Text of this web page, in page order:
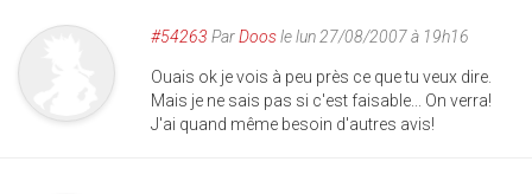
#54263 ParDoosle lun 27/08/2007 à 19h16
Ouais ok je vois à peu près ce que tu veux dire.
Mais je ne sais pas si c'est faisable... On verra!
J'ai quand même besoin d'autres avis!